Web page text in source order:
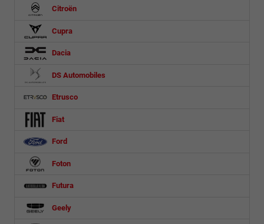
Citroën
Cupra
Dacia
DS Automobiles
Etrusco
Fiat
Ford
Foton
Futura
Geely